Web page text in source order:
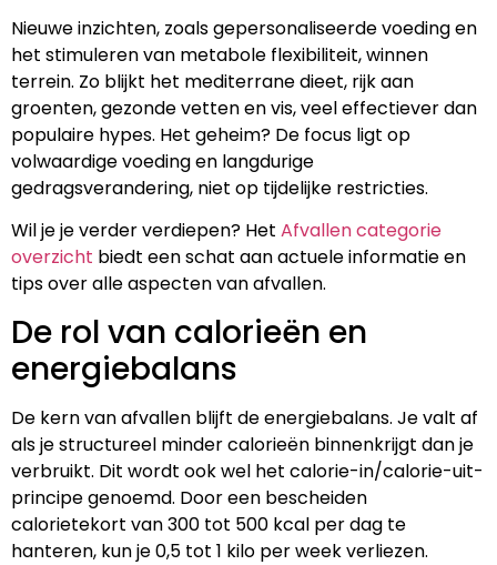
Nieuwe inzichten, zoals gepersonaliseerde voeding en
het stimuleren van metabole flexibiliteit, winnen
terrein. Zo blijkt het mediterrane dieet, rijk aan
groenten, gezonde vetten en vis, veel effectiever dan
populaire hypes. Het geheim? De focus ligt op
volwaardige voeding en langdurige
gedragsverandering, niet op tijdelijke restricties.
Wil je je verder verdiepen? Het Afvallen categorie
overzicht biedt een schat aan actuele informatie en
tips over alle aspecten van afvallen.
De rol van calorieën en
energiebalans
De kern van afvallen blijft de energiebalans. Je valt af
als je structureel minder calorieën binnenkrijgt dan je
verbruikt. Dit wordt ook wel het calorie-in/calorie-uit-
principe genoemd. Door een bescheiden
calorietekort van 300 tot 500 kcal per dag te
hanteren, kun je 0,5 tot 1 kilo per week verliezen.